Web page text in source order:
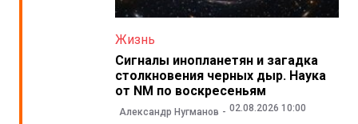
Жизнь
Сигналы инопланетян и загадка
столкновения черных дыр. Наука
от NM по воскресеньям
Александр Нугманов 02.08.2026 10:00